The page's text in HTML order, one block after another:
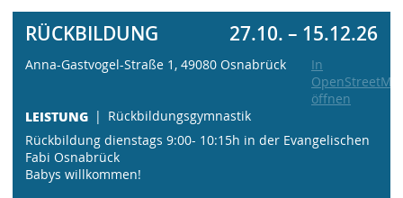
RÜCKBILDUNG 27.10. – 15.12.26
Anna-Gastvogel-Straße 1, 49080 Osnabrück
In
öffnen
LEISTUNG
Rückbildungsgymnastik
Rückbildung dienstags 9:00- 10:15h in der Evangelischen
Fabi Osnabrück
Babys willkommen!